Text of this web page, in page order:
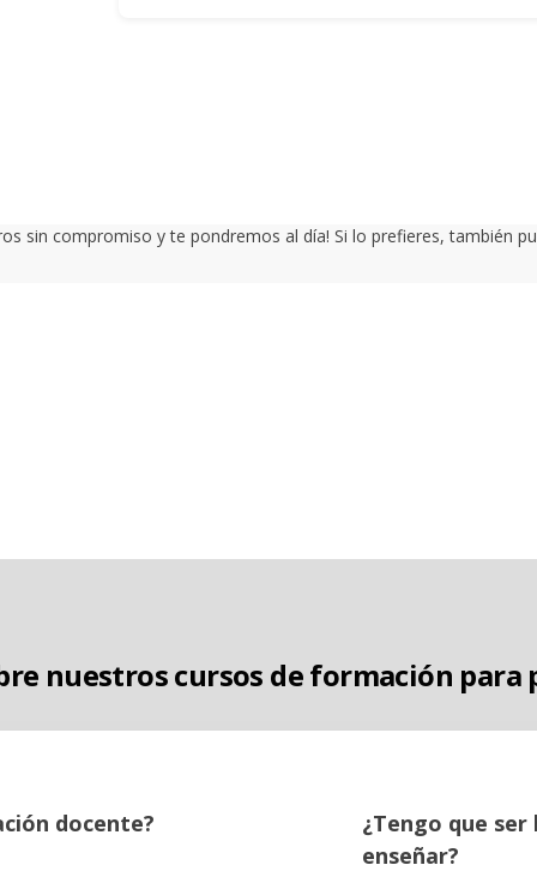
sin compromiso y te pondremos al día! Si lo prefieres, también
nuestros cursos de formación
docente?
¿Tengo que
enseñar?